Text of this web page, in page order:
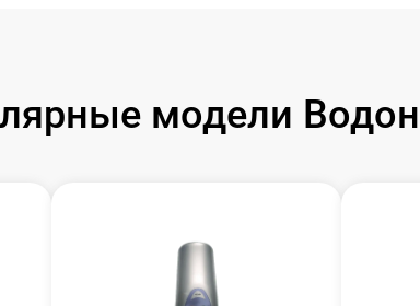
модели